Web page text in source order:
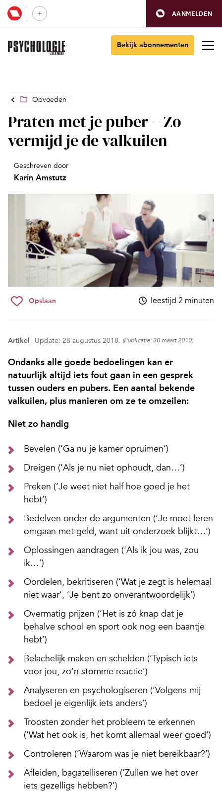
AANMELDEN
Bekijk abonnementen
Opvoeden
Praten met je puber – Zo
vermijd je de valkuilen
Geschreven door
Karin Amstutz
Opslaan leestijd 2 minuten
Artikel Update: 28 augustus 2018. (Publicatie: 30 maart 2010)
Ondanks alle goede bedoelingen kan er
natuurlijk altijd iets fout gaan in een gesprek
tussen ouders en pubers. Een aantal bekende
valkuilen, plus manieren om ze te omzeilen:
Niet zo handig
Bevelen (‘Ga nu je kamer opruimen’)
Dreigen (‘Als je nu niet ophoudt, dan…’)
Preken (‘Je weet niet half hoe goed je het
hebt’)
Bedelven onder de argumenten (‘Je moet leren
omgaan met geld, want uit onderzoek blijkt…’)
Oplossingen aandragen (‘Als ik jou was, zou
ik…’)
Oordelen, bekritiseren (‘Wat je zegt is helemaal
niet waar’, ‘Je bent zo onverantwoordelijk’)
Overmatig prijzen (‘Het is zó knap dat je
behalve school en sport ook nog een baantje
hebt’)
Belachelijk maken en schelden (‘Typisch iets
voor jou, zo’n stomme reactie’)
Analyseren en psychologiseren (‘Volgens mij
bedoel je eigenlijk iets anders’)
Troosten zonder het probleem te erkennen
(‘Wat het ook is, het komt allemaal weer goed’)
Controleren (‘Waarom was je niet bereikbaar?’)
Afleiden, bagatelliseren (‘Zullen we het over
iets gezelligs hebben?’)